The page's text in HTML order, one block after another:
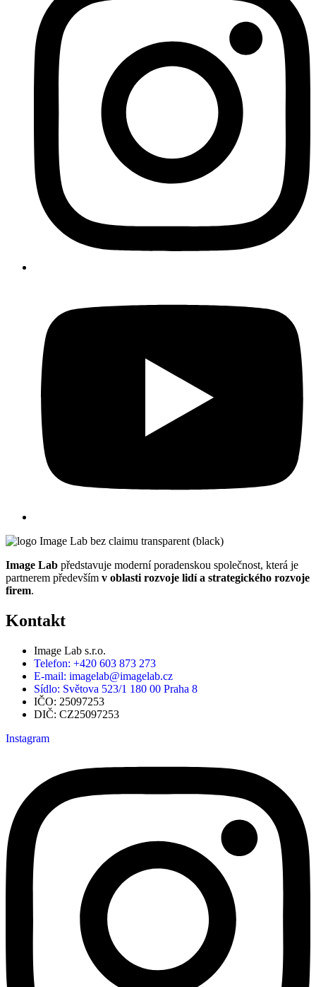
Image Lab představuje moderní poradenskou společnost, která je
partnerem především v oblasti rozvoje lidí a strategického rozvoje
firem.
Kontakt
Image Lab s.r.o.
Telefon: +420 603 873 273
E-mail: imagelab@imagelab.cz
Sídlo: Světova 523/1 180 00 Praha 8
IČO: 25097253
DIČ: CZ25097253
Instagram